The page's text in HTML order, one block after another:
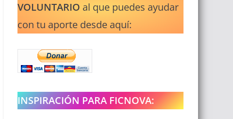
VOLUNTARIO al que puedes ayudar
con tu aporte desde aquí:
INSPIRACIÓN PARA FICNOVA: